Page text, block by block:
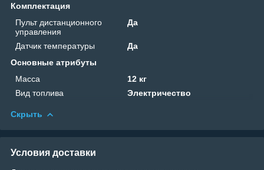
Комплектация
Пульт дистанционного
управления
Да
Датчик температуры
Да
Основные атрибуты
Масса
12 кг
Вид топлива
Электричество
Скрыть
Условия доставки